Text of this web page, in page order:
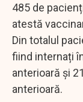
485 de
atestă
Din totalul
fiind internați
anterioară și
anterioară.